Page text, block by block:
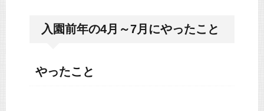
入園前年の4月～7月にやったこと
やったこと